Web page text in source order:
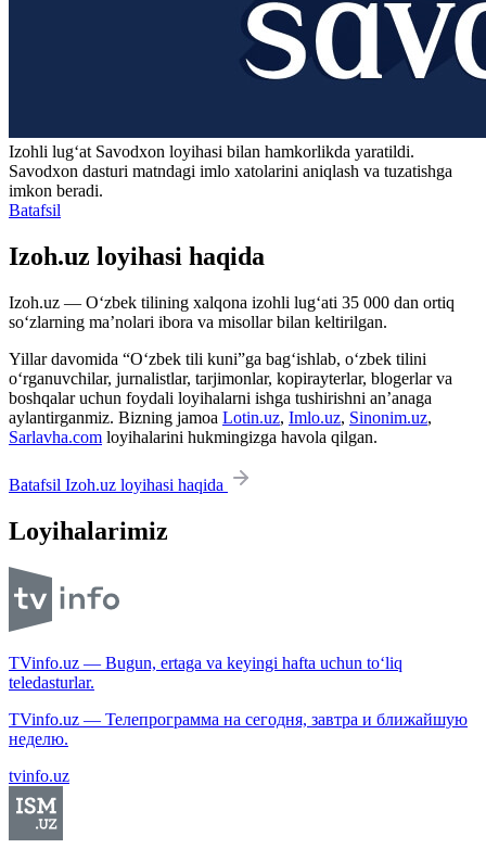
Izohli lugʻat Savodxon loyihasi bilan hamkorlikda yaratildi.
Savodxon dasturi matndagi imlo xatolarini aniqlash va tuzatishga
imkon beradi.
Batafsil
Izoh.uz loyihasi haqida
Izoh.uz — O‘zbek tilining xalqona izohli lug‘ati 35 000 dan ortiq
so‘zlarning ma’nolari ibora va misollar bilan keltirilgan.
Yillar davomida “O‘zbek tili kuni”ga bag‘ishlab, o‘zbek tilini
o‘rganuvchilar, jurnalistlar, tarjimonlar, kopirayterlar, blogerlar va
boshqalar uchun foydali loyihalarni ishga tushirishni an’anaga
aylantirganmiz. Bizning jamoa Lotin.uz, Imlo.uz, Sinonim.uz,
Sarlavha.com loyihalarini hukmingizga havola qilgan.
Batafsil Izoh.uz loyihasi haqida
Loyihalarimiz
TVinfo.uz — Bugun, ertaga va keyingi hafta uchun to‘liq
teledasturlar.
TVinfo.uz — Телепрограмма на сегодня, завтра и ближайшую
неделю.
tvinfo.uz